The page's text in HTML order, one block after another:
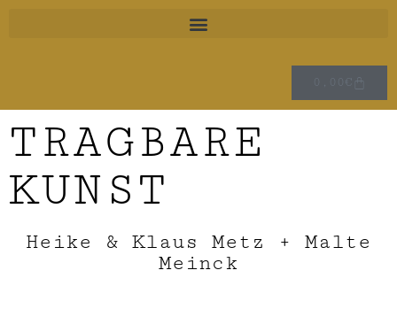
0,00 €
TRAGBARE
KUNST
Heike & Klaus Metz + Malte
Meinck